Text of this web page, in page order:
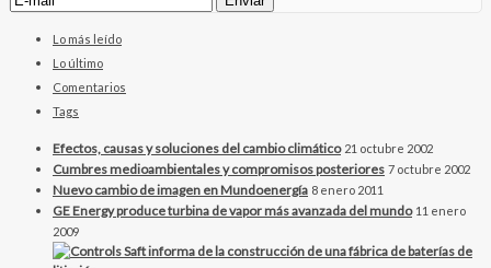
Lo más leído
Lo último
Comentarios
Tags
Efectos, causas y soluciones del cambio climático 21 octubre 2002
Cumbres medioambientales y compromisos posteriores 7 octubre 2002
Nuevo cambio de imagen en Mundoenergía 8 enero 2011
GE Energy produce turbina de vapor más avanzada del mundo 11 enero
2009